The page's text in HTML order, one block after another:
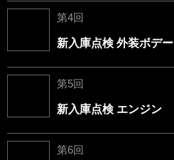
第4回
新入庫点検 外装ボデー
第5回
新入庫点検 エンジン
第6回